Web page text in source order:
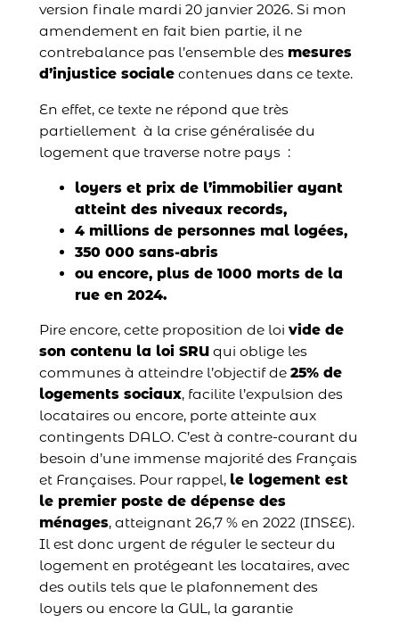
version finale mardi 20 janvier 2026. Si mon
amendement en fait bien partie, il ne
contrebalance pas l’ensemble des mesures
d’injustice socialecontenues dans ce texte.
En effet, ce texte ne répond que très
partiellement à la crise généralisée du
logement que traverse notre pays :
loyers et prix de l’immobilier ayant
atteint des niveaux records,
4 millions de personnes mal logées,
350 000 sans-abris
ou encore, plus de 1000 morts de la
rue en 2024.
Pire encore, cette proposition de loi vide de
son contenu la loi SRUqui oblige les
communes à atteindre l’objectif de 25% de
logements sociaux, facilite l’expulsion des
locataires ou encore, porte atteinte aux
contingents DALO. C’est à contre-courant du
besoin d’une immense majorité des Français
et Françaises. Pour rappel, le logement est
le premier poste de dépense des
ménages, atteignant 26,7 % en 2022 (INSEE).
Il est donc urgent de réguler le secteur du
logement en protégeant les locataires, avec
des outils tels que le plafonnement des
loyers ou encore la GUL, la garantie